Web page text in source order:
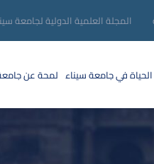
المجلة العلمية الدولية لجامعة
الحياة في جامعة سيناء لمحة عن